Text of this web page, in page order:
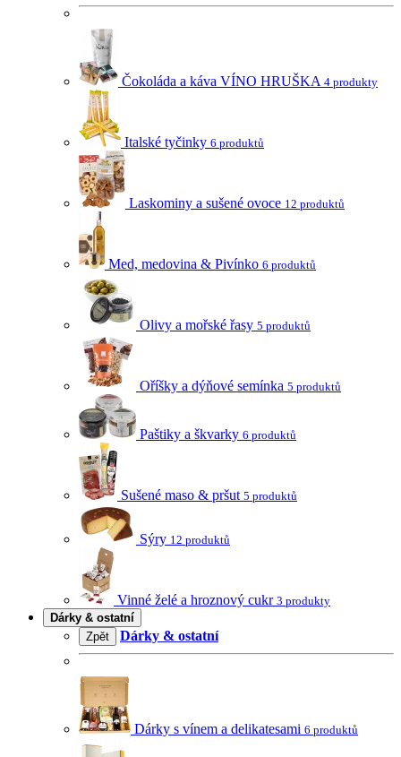
Čokoláda a káva VÍNO HRUŠKA 4 produkty
Italské tyčinky 6 produktů
Laskominy a sušené ovoce 12 produktů
Med, medovina & Pivínko 6 produktů
Olivy a mořské řasy 5 produktů
Oříšky a dýňové semínka 5 produktů
Paštiky a škvarky 6 produktů
Sušené maso & pršut 5 produktů
Sýry 12 produktů
Vinné želé a hroznový cukr 3 produkty
Dárky & ostatní
Zpět
Dárky & ostatní
Dárky s vínem a delikatesami 6 produktů